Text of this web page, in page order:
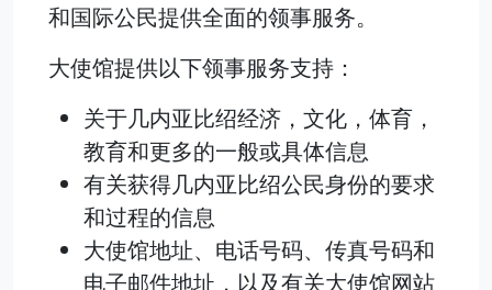
和国际公民提供全面的领事服务。
大使馆提供以下领事服务支持：
关于几内亚比绍经济，文化，体育，
教育和更多的一般或具体信息
有关获得几内亚比绍公民身份的要求
和过程的信息
大使馆地址、电话号码、传真号码和
电子邮件地址，以及有关大使馆网站